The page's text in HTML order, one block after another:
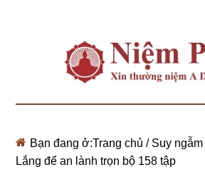
Bạn đang ở:Trang chủ / Suy ngẫm
Lắng để an lành trọn bộ 158 tập